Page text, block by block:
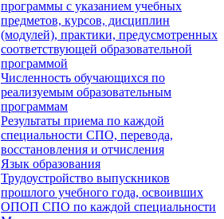
программы с указанием учебных
предметов, курсов, дисциплин
(модулей), практики, предусмотренных
соответствующей образовательной
программой
Численность обучающихся по
реализуемым образовательным
программам
Результаты приема по каждой
специальности СПО, перевода,
восстановления и отчисления
Язык образования
Трудоустройство выпускников
прошлого учебного года, освоивших
ОПОП СПО по каждой специальности